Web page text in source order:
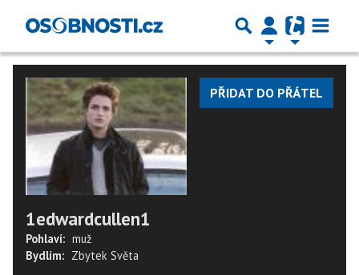
PŘIDAT DO PŘÁTEL
1edwardcullen1
Pohlaví: muž
Bydlím: Zbytek Světa